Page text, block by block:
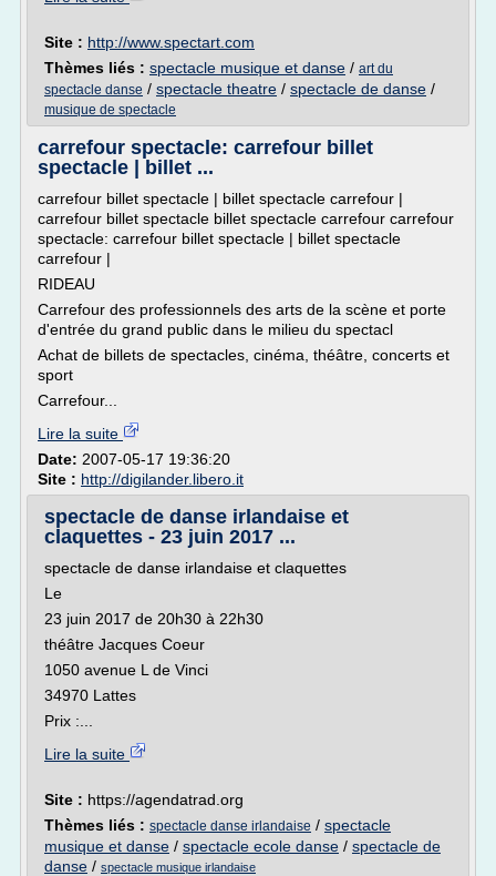
Site : http://www.spectart.com
Thèmes liés : spectacle musique et danse / art du
spectacle danse / spectacle theatre / spectacle de danse /
musique de spectacle
carrefour spectacle: carrefour billet
spectacle | billet ...
carrefour billet spectacle | billet spectacle carrefour |
carrefour billet spectacle billet spectacle carrefour carrefour
spectacle: carrefour billet spectacle | billet spectacle
carrefour |
RIDEAU
Carrefour des professionnels des arts de la scène et porte
d'entrée du grand public dans le milieu du spectacl
Achat de billets de spectacles, cinéma, théâtre, concerts et
sport
Carrefour...
Lire la suite
Date: 2007-05-17 19:36:20
Site : http://digilander.libero.it
spectacle de danse irlandaise et
claquettes - 23 juin 2017 ...
spectacle de danse irlandaise et claquettes
Le
23 juin 2017 de 20h30 à 22h30
théâtre Jacques Coeur
1050 avenue L de Vinci
34970 Lattes
Prix :...
Lire la suite
Site : https://agendatrad.org
Thèmes liés : spectacle danse irlandaise / spectacle
musique et danse / spectacle ecole danse / spectacle de
danse / spectacle musique irlandaise